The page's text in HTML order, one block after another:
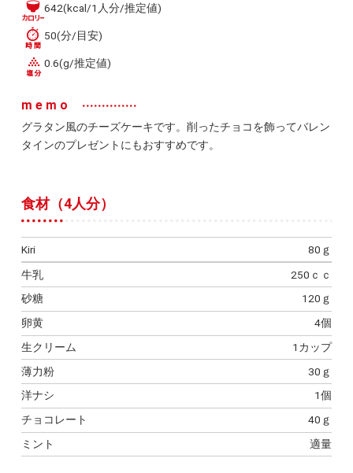
642(kcal/1人分/推定値)
50(分/目安)
0.6(g/推定値)
memo
グラタン風のチーズケーキです。削ったチョコを飾ってバレン
タインのプレゼントにもおすすめです。
食材（4人分）
Kiri
80ｇ
牛乳
250ｃｃ
砂糖
120ｇ
卵黄
4個
生クリーム
1カップ
薄力粉
30ｇ
洋ナシ
1個
チョコレート
40ｇ
ミント
適量